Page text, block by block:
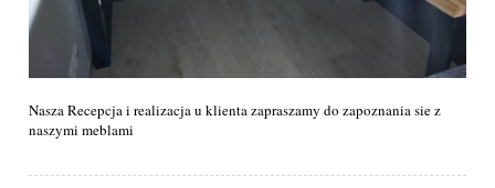
Nasza Recepcja i realizacja u klienta zapraszamy do zapoznania sie z
naszymi meblami